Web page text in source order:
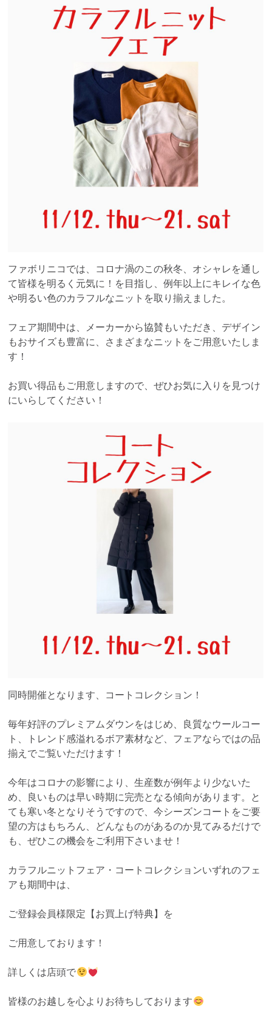
ファボリニコでは、コロナ渦のこの秋冬、オシャレを通し
て皆様を明るく元気に！を目指し、例年以上にキレイな色
や明るい色のカラフルなニットを取り揃えました。
フェア期間中は、メーカーから協賛もいただき、デザイン
もおサイズも豊富に、さまざまなニットをご用意いたしま
す！
お買い得品もご用意しますので、ぜひお気に入りを見つけ
にいらしてください！
同時開催となります、コートコレクション！
毎年好評のプレミアムダウンをはじめ、良質なウールコー
ト、トレンド感溢れるボア素材など、フェアならではの品
揃えでご覧いただけます！
今年はコロナの影響により、生産数が例年より少ないた
め、良いものは早い時期に完売となる傾向があります。と
ても寒い冬となりそうですので、今シーズンコートをご要
望の方はもちろん、どんなものがあるのか見てみるだけで
も、ぜひこの機会をご利用下さいませ！
カラフルニットフェア・コートコレクションいずれのフェ
アも期間中は、
ご登録会員様限定【お買上げ特典】を
ご用意しております！
詳しくは店頭で
皆様のお越しを心よりお待ちしております